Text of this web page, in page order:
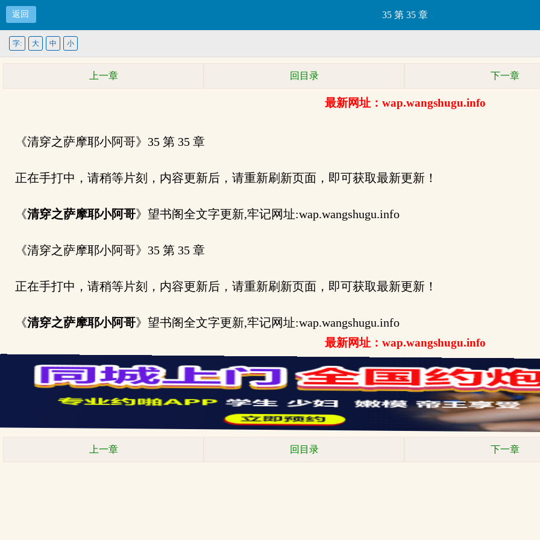
返回 35 第 35 章
字: 大 中 小
上一章 回目录 下一章
最新网址：wap.wangshugu.info
《清穿之萨摩耶小阿哥》35 第 35 章
正在手打中，请稍等片刻，内容更新后，请重新刷新页面，即可获取最新更新！
《清穿之萨摩耶小阿哥》望书阁全文字更新,牢记网址:wap.wangshugu.info
《清穿之萨摩耶小阿哥》35 第 35 章
正在手打中，请稍等片刻，内容更新后，请重新刷新页面，即可获取最新更新！
《清穿之萨摩耶小阿哥》望书阁全文字更新,牢记网址:wap.wangshugu.info
最新网址：wap.wangshugu.info
上一章 回目录 下一章